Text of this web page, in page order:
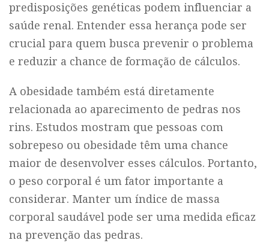
predisposições genéticas podem influenciar a
saúde renal. Entender essa herança pode ser
crucial para quem busca prevenir o problema
e reduzir a chance de formação de cálculos.
A obesidade também está diretamente
relacionada ao aparecimento de pedras nos
rins. Estudos mostram que pessoas com
sobrepeso ou obesidade têm uma chance
maior de desenvolver esses cálculos. Portanto,
o peso corporal é um fator importante a
considerar. Manter um índice de massa
corporal saudável pode ser uma medida eficaz
na prevenção das pedras.